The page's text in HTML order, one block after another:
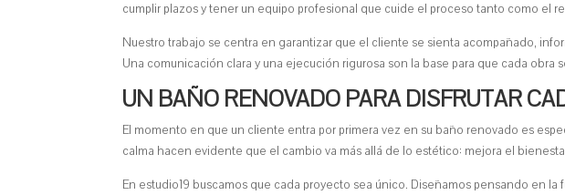
cumplir plazos y tener un equipo profesional que cuide el proceso tanto como el
Nuestro trabajo se centra en garantizar que el cliente se sienta acompañado,
Una comunicación clara y una ejecución rigurosa son la base para que cada obra
UN BAÑO RENOVADO PARA DISFRUTAR
El momento en que un cliente entra por primera vez en su baño renovado es
calma hacen evidente que el cambio va más allá de lo estético: mejora el
En estudio19 buscamos que cada proyecto sea único. Diseñamos pensando en